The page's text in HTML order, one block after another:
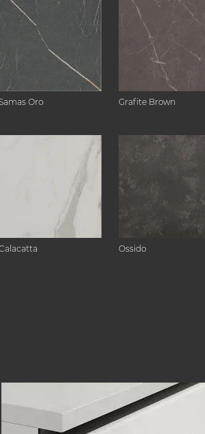
Oro Grafite Brown
Ossido